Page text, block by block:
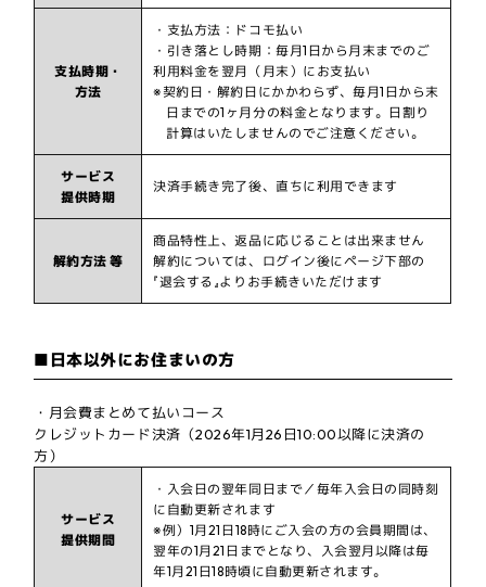
支払時期・
方法
・支払方法：ドコモ払い
・引き落とし時期：毎月1日から月末までのご
利用料金を翌月（月末）にお支払い
※契約日・解約日にかかわらず、毎月1日から末
日までの1ヶ月分の料金となります。日割り
計算はいたしませんのでご注意ください。
サービス
提供時期
決済手続き完了後、直ちに利用できます
解約方法 等
商品特性上、返品に応じることは出来ません
解約については、ログイン後にページ下部の
『退会する』よりお手続きいただけます
■日本以外にお住まいの方
・月会費まとめて払いコース
クレジットカード決済（2026年1月26日10:00以降に決済の
方）
サービス
提供期間
・入会日の翌年同日まで／毎年入会日の同時刻
に自動更新されます
※例）1月21日18時にご入会の方の会員期間は、
翌年の1月21日までとなり、入会翌月以降は毎
年1月21日18時頃に自動更新されます。